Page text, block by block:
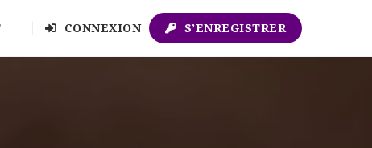
CONNEXION S’ENREGISTRER